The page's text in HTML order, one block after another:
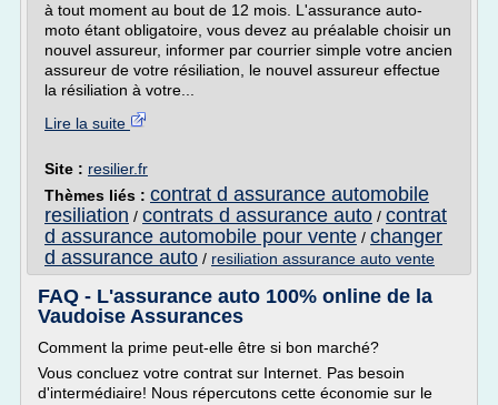
à tout moment au bout de 12 mois. L'assurance auto-
moto étant obligatoire, vous devez au préalable choisir un
nouvel assureur, informer par courrier simple votre ancien
assureur de votre résiliation, le nouvel assureur effectue
la résiliation à votre...
Lire la suite
Site : resilier.fr
Thèmes liés : contrat d assurance automobile
resiliation / contrats d assurance auto / contrat
d assurance automobile pour vente / changer
d assurance auto / resiliation assurance auto vente
FAQ - L'assurance auto 100% online de la
Vaudoise Assurances
Comment la prime peut-elle être si bon marché?
Vous concluez votre contrat sur Internet. Pas besoin
d'intermédiaire! Nous répercutons cette économie sur le